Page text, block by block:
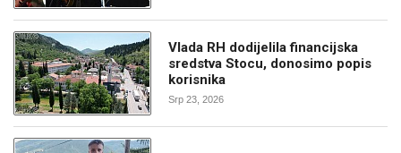
Vlada RH dodijelila financijska
sredstva Stocu, donosimo popis
korisnika
Srp 23, 2026